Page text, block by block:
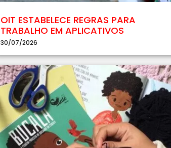
OIT ESTABELECE REGRAS PARA
TRABALHO EM APLICATIVOS
30/07/2026